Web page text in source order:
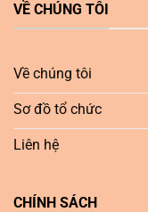
VỀ CHÚNG TÔI
Về chúng tôi
Sơ đồ tổ chức
Liên hệ
CHÍNH SÁCH